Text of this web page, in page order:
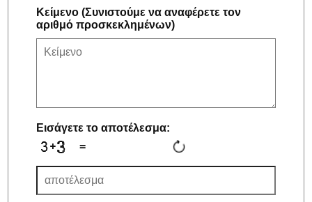
Κείμενο (Συνιστούμε να αναφέρετε τον
αριθμό προσκεκλημένων)
Εισάγετε το αποτέλεσμα:
=